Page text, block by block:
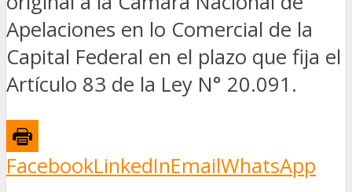
Apelaciones en lo Comercial de la
Capital Federal en el plazo que fija el
Artículo 83 de la Ley N° 20.091.
FacebookLinkedInEmailWhatsApp